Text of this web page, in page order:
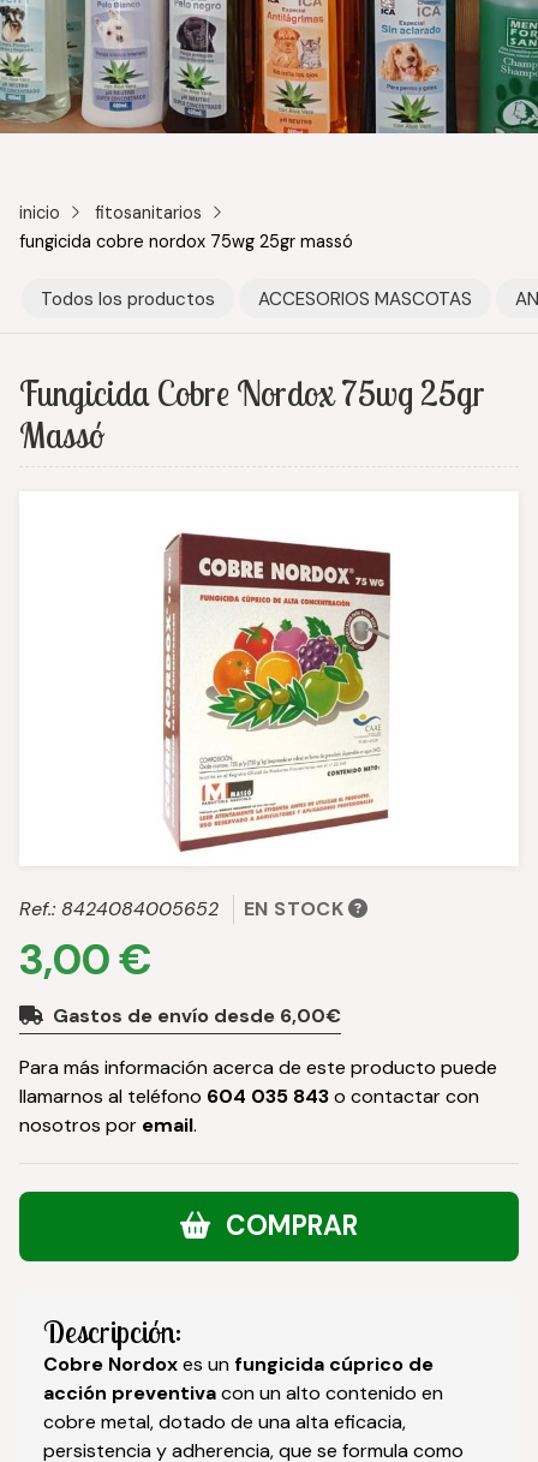
inicio
fitosanitarios
fungicida cobre nordox 75wg 25gr massó
Todos los productos ACCESORIOS MASCOTAS
Fungicida Cobre Nordox 75wg 25gr
Massó
Ref.: 8424084005652 EN STOCK
3,00 €
Gastos de envío desde 6,00€
Para más información acerca de este producto puede
llamarnos al teléfono 604 035 843o contactar con
nosotros por email.
COMPRAR
Descripción:
Cobre Nordoxes un fungicida cúprico de
acción preventivacon un alto contenido en
cobre metal, dotado de una alta eficacia,
persistencia y adherencia, que se formula como